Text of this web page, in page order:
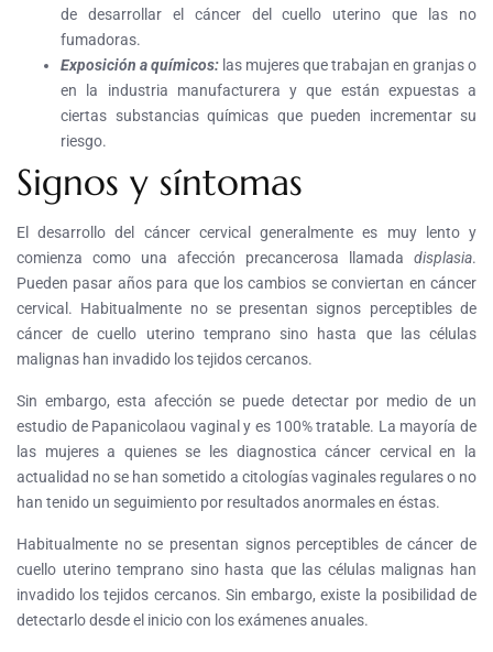
de desarrollar el cáncer del cuello uterino que las no
fumadoras.
Exposición a químicos: las mujeres que trabajan en granjas o
en la industria manufacturera y que están expuestas a
ciertas substancias químicas que pueden incrementar su
riesgo.
Signos y síntomas
El desarrollo del cáncer cervical generalmente es muy lento y
comienza como una afección precancerosa llamada displasia.
Pueden pasar años para que los cambios se conviertan en cáncer
cervical. Habitualmente no se presentan signos perceptibles de
cáncer de cuello uterino temprano sino hasta que las células
malignas han invadido los tejidos cercanos.
Sin embargo, esta afección se puede detectar por medio de un
estudio de Papanicolaou vaginal y es 100% tratable. La mayoría de
las mujeres a quienes se les diagnostica cáncer cervical en la
actualidad no se han sometido a citologías vaginales regulares o no
han tenido un seguimiento por resultados anormales en éstas.
Habitualmente no se presentan signos perceptibles de cáncer de
cuello uterino temprano sino hasta que las células malignas han
invadido los tejidos cercanos. Sin embargo, existe la posibilidad de
detectarlo desde el inicio con los exámenes anuales.